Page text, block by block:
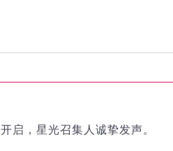
启，星光召集人诚挚发声。